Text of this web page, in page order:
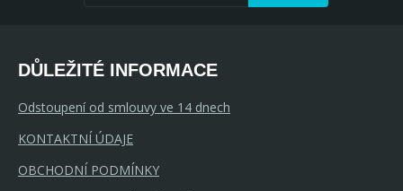
DŮLEŽITÉ INFORMACE
Odstoupení od smlouvy ve 14 dnech
KONTAKTNÍ ÚDAJE
OBCHODNÍ PODMÍNKY